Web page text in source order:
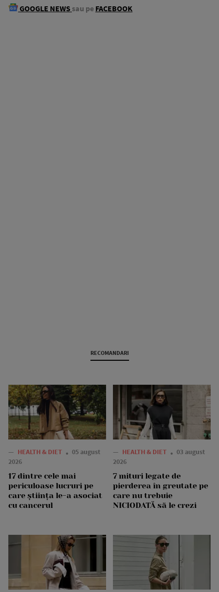
GOOGLE NEWS sau pe FACEBOOK
RECOMANDARI
— HEALTH & DIET
05 august
2026
17 dintre cele mai
periculoase lucruri pe
care știința le-a asociat
cu cancerul
— HEALTH & DIET
03 august
2026
7 mituri legate de
pierderea în greutate pe
care nu trebuie
NICIODATĂ să le crezi